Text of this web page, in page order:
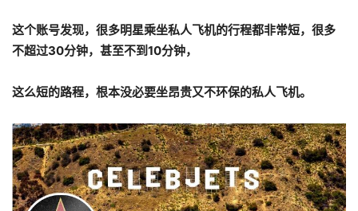
这个账号发现，很多明星乘坐私人飞机的行程都非常短，很多
不超过30分钟，甚至不到10分钟，
这么短的路程，根本没必要坐昂贵又不环保的私人飞机。